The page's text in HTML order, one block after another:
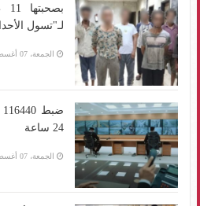
لـ"تسول
الجمعة، 07 أغسطس 2026 02:50 م
24 ساعة
الجمعة، 07 أغسطس 2026 02:47 م